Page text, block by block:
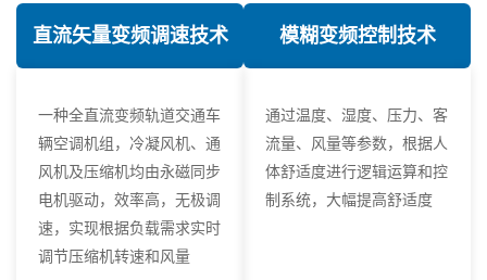
直流矢量变频调速技术
一种全直流变频轨道交通车
辆空调机组，冷凝风机、通
风机及压缩机均由永磁同步
电机驱动，效率高，无极调
速，实现根据负载需求实时
调节压缩机转速和风量
模糊变频控制技术
通过温度、湿度、压力、客
流量、风量等参数，根据人
体舒适度进行逻辑运算和控
制系统，大幅提高舒适度